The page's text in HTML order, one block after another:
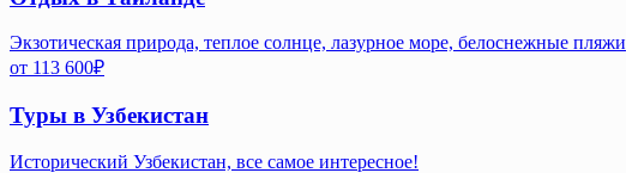
Экзотическая природа, теплое солнце, лазурное море, белоснежные пляжи
от 113 600₽
Туры в Узбекистан
Исторический Узбекистан, все самое интересное!